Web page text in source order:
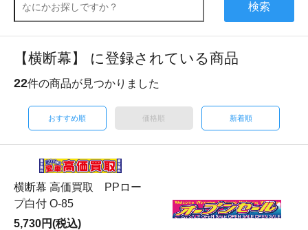
検索
【横断幕】 に登録されている商品
22件の商品が見つかりました
おすすめ順 価格順 新着順
横断幕 高価買取 PPロー
プ白付 O-85
5,730円(税込)